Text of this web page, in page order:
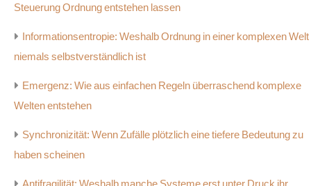
Steuerung Ordnung entstehen lassen
Informationsentropie: Weshalb Ordnung in einer komplexen Welt
niemals selbstverständlich ist
Emergenz: Wie aus einfachen Regeln überraschend komplexe
Welten entstehen
Synchronizität: Wenn Zufälle plötzlich eine tiefere Bedeutung zu
haben scheinen
Antifragilität: Weshalb manche Systeme erst unter Druck ihr